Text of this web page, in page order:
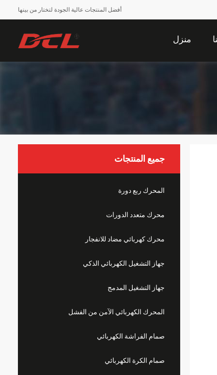
أفضل المنتجات عالية الجودة لتختار من بينها
منزل
جميع المنتجات
المحرك ربع دورة
محرك متعدد الدورات
محرك كهربائي مضاد للانفجار
جهاز التشغيل الكهربائي الذكي
جهاز التشغيل المدمج
المحرك الكهربائي الآمن من الفشل
صمام الفراشة الكهربائي
صمام الكرة الكهربائي